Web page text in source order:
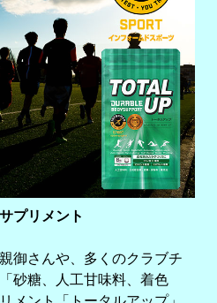
プリメント
御さんや、多くのクラブチ
砂糖、人工甘味料、着色